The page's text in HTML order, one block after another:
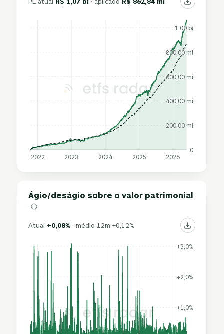
0
200,00 mi
400,00 mi
600,00 mi
800,00 mi
1,00 bi
2022 2023 2024 2025 2026
Ágio/deságio sobre o valor patrimonial
Atual +0,08% · médio 12m +0,12%
+1,0%
+2,0%
+3,0%